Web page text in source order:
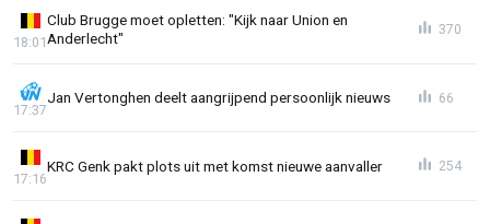
Club Brugge moet opletten: "Kijk naar Union en
Anderlecht"
18:01
370
Jan Vertonghen deelt aangrijpend persoonlijk nieuws
17:37
66
KRC Genk pakt plots uit met komst nieuwe aanvaller
17:16
254